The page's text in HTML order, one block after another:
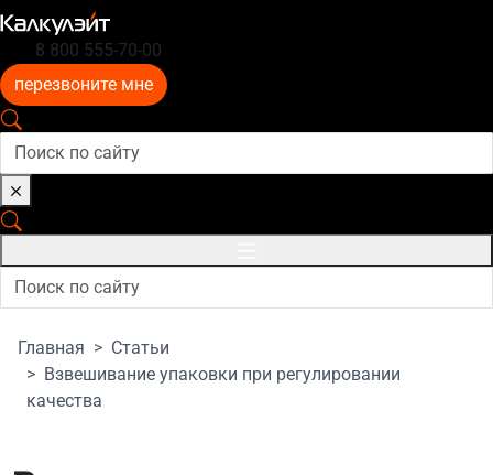
8 800 555-70-00
перезвоните мне
Главная
Статьи
Взвешивание упаковки при регулировании
качества